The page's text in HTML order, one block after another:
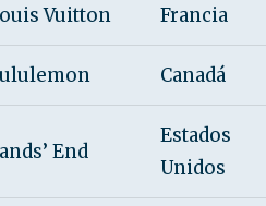
ouis Vuitton Francia
ululemon Canadá
ands’ End
Estados
Unidos